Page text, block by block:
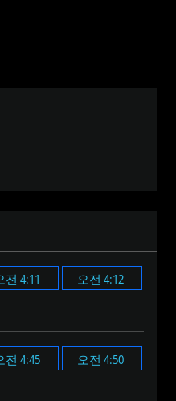
전 4:11 오전 4:12
전 4:45 오전 4:50